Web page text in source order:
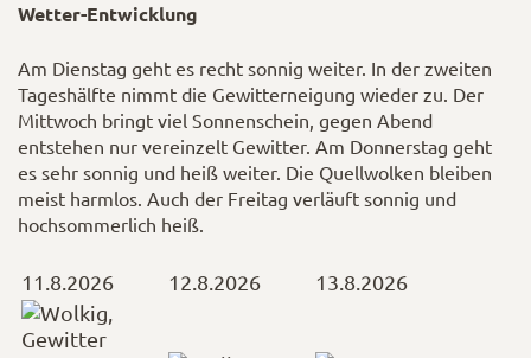
Wetter-Entwicklung
Am Dienstag geht es recht sonnig weiter. In der zweiten
Tageshälfte nimmt die Gewitterneigung wieder zu. Der
Mittwoch bringt viel Sonnenschein, gegen Abend
entstehen nur vereinzelt Gewitter. Am Donnerstag geht
es sehr sonnig und heiß weiter. Die Quellwolken bleiben
meist harmlos. Auch der Freitag verläuft sonnig und
hochsommerlich heiß.
11.8.2026 12.8.2026 13.8.2026